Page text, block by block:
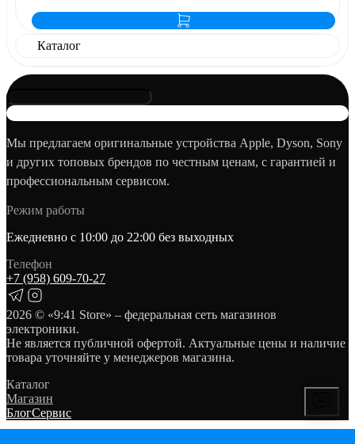
Каталог
Мы предлагаем оригинальные устройства Apple, Dyson, Sony
и других топовых брендов по честным ценам, с гарантией и
профессиональным сервисом.
Режим работы
Ежедневно с 10:00 до 22:00 без выходных
Телефон
+7 (958) 609‑70‑27
2026 © «9:41 Store» – федеральная сеть магазинов
электроники.
Не является публичной офертой. Актуальные цены и наличие
товара уточняйте у менеджеров магазина.
Каталог
Магазин
БлогСервис